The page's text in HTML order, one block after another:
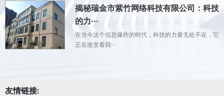
揭秘瑞金市紫竹网络科技有限公司：科技
的力···
在当今这个信息爆炸的时代，科技的力量无处不在，它
正在改变着我···
友情链接: